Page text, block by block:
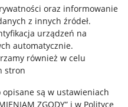
oraz informowanie
z innych źródeł.
urządzeń na
automatycznie.
również w celu
stron
opisane są w ustawieniach
ZGODY” i w Polityce